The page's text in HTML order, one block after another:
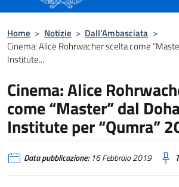
Home > Notizie > Dall’Ambasciata >
Cinema: Alice Rohrwacher scelta come
Institute...
Cinema: Alice
come “Master” dal
Institute per “Qumra”
Data pubblicazione:16 Febbraio 2019